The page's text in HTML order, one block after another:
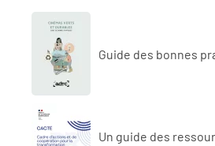
Guide des bonnes
Un guide des